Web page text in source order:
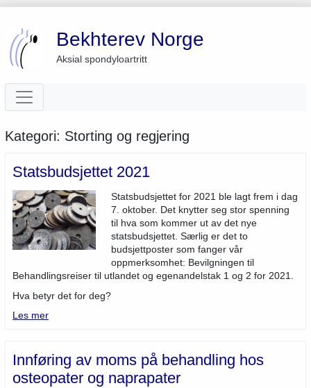
Bekhterev Norge
Aksial spondyloartritt
Kategori: Storting og regjering
Statsbudsjettet 2021
Statsbudsjettet for 2021 ble lagt frem i dag
7. oktober. Det knytter seg stor spenning
til hva som kommer ut av det nye
statsbudsjettet. Særlig er det to
budsjettposter som fanger vår
oppmerksomhet: Bevilgningen til
Behandlingsreiser til utlandet og egenandelstak 1 og 2 for 2021.
Hva betyr det for deg?
Les mer
Innføring av moms på behandling hos
osteopater og naprapater